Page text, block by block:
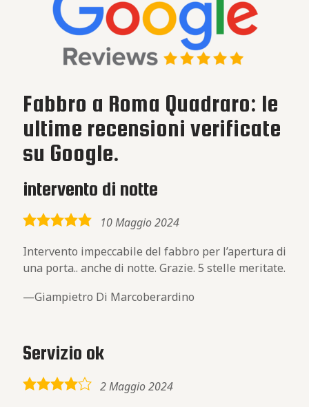
Fabbro a Roma Quadraro: le
ultime recensioni verificate
su Google.
intervento di notte
5,0
10 Maggio 2024
Intervento impeccabile del fabbro per l’apertura di
una porta.. anche di notte. Grazie. 5 stelle meritate.
Giampietro Di Marcoberardino
Servizio ok
4,0
2 Maggio 2024